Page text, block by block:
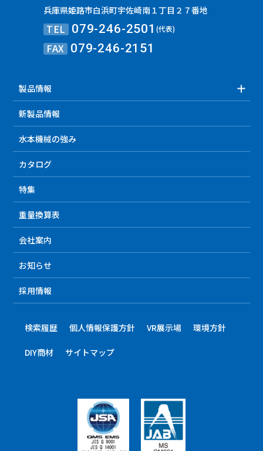
兵庫県姫路市白浜町宇佐崎南１丁目２７番地
TEL 079-246-2501(代表)
FAX 079-246-2151
製品情報
新製品情報
水本機械の強み
カタログ
特集
重量換算表
会社案内
お知らせ
採用情報
検索履歴 個人情報保護方針 VR展示場 環境方針
DIY商材 サイトマップ